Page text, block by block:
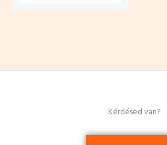
Kérdésed van?